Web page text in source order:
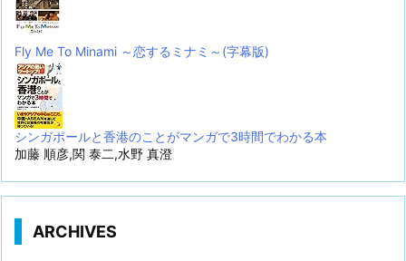
Fly Me To Minami ～恋するミナミ～(字幕版)
シンガポールと香港のことがマンガで3時間でわかる本
加藤 順彦,関 泰二,水野 真澄
ARCHIVES